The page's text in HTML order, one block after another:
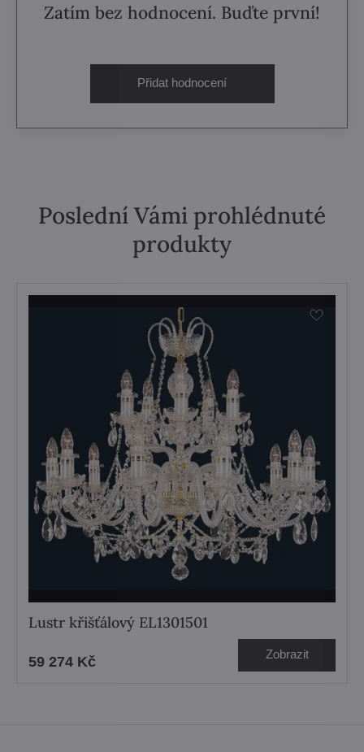
Zatím bez hodnocení. Buďte první!
Přidat hodnocení
Poslední Vámi prohlédnuté
produkty
Lustr křišťálový EL1301501
59 274 Kč Zobrazit